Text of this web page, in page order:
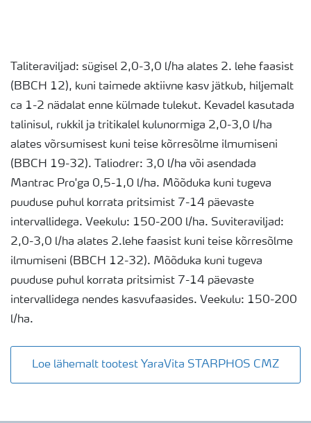
Taliteraviljad: sügisel 2,0-3,0 l/ha alates 2. lehe faasist
(BBCH 12), kuni taimede aktiivne kasv jätkub, hiljemalt
ca 1-2 nädalat enne külmade tulekut. Kevadel kasutada
talinisul, rukkil ja tritikalel kulunormiga 2,0-3,0 l/ha
alates võrsumisest kuni teise kõrresõlme ilmumiseni
(BBCH 19-32). Taliodrer: 3,0 l/ha või asendada
Mantrac Pro'ga 0,5-1,0 l/ha. Mõõduka kuni tugeva
puuduse puhul korrata pritsimist 7-14 päevaste
intervallidega. Veekulu: 150-200 l/ha. Suviteraviljad:
2,0-3,0 l/ha alates 2.lehe faasist kuni teise kõrresõlme
ilmumiseni (BBCH 12-32). Mõõduka kuni tugeva
puuduse puhul korrata pritsimist 7-14 päevaste
intervallidega nendes kasvufaasides. Veekulu: 150-200
l/ha.
Loe lähemalt tootest YaraVita STARPHOS CMZ